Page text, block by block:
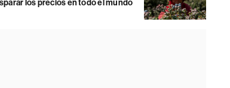
los precios en todo el mundo